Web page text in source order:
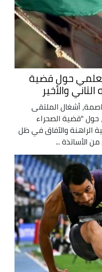
حول قضية
والأخير
أشغال الملتقى
"قضية الصحراء
الراهنة والآفاق في ظل
الأساتذة ...